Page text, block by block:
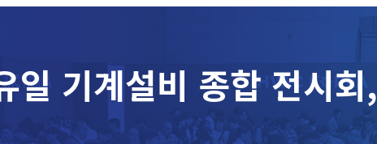
일 기계설비 종합 전시회,